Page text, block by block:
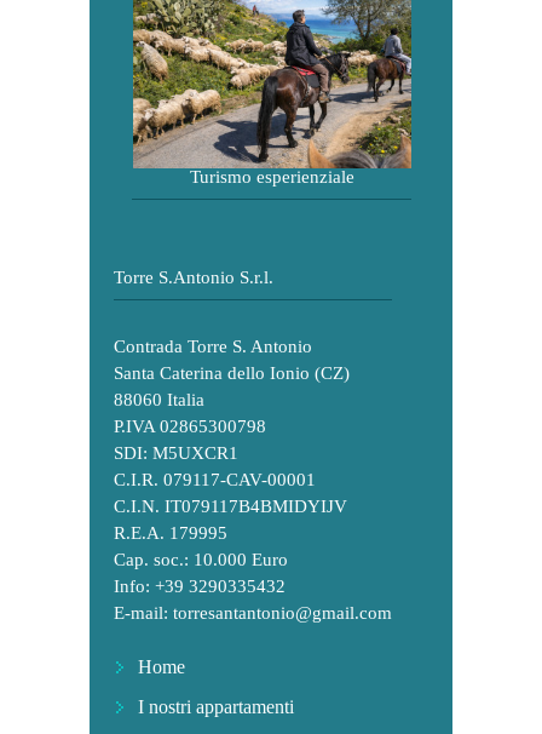
Turismo esperienziale
Torre S.Antonio S.r.l.
Contrada Torre S. Antonio
Santa Caterina dello Ionio (CZ)
88060 Italia
P.IVA 02865300798
SDI: M5UXCR1
C.I.R. 079117-CAV-00001
C.I.N. IT079117B4BMIDYIJV
R.E.A. 179995
Cap. soc.: 10.000 Euro
Info: +39 3290335432
E-mail: torresantantonio@gmail.com
Home
I nostri appartamenti